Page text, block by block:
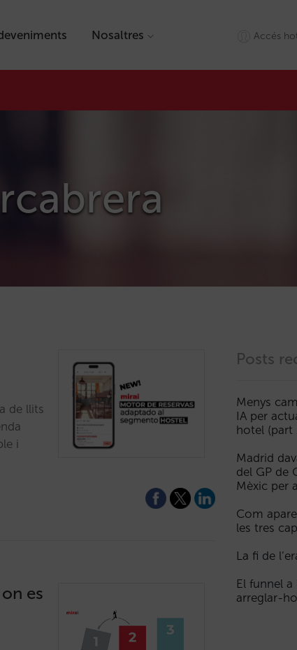
Nosaltres Accés
de llits
i
es
Posts
Menys
IA per
hotel (part
Madrid
del GP de
Mèxic per
Com
les tres
La fi de
El funnel
arreglar-